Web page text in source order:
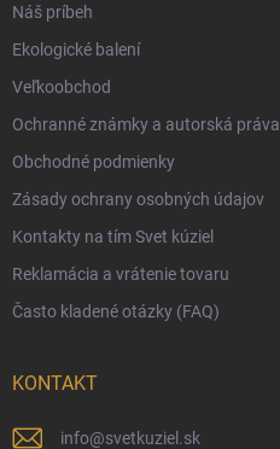
Moja objednávka
Reklamácia a vrátenie tovaru
Vernostný program
Veľkoobchod
Ekologické balenie objednávok
Obchodné podmienky
Zásady ochrany osobných údajov
Náš príbeh
Ekologické balení
Veľkoobchod
Ochranné známky a autorská práva
Obchodné podmienky
Zásady ochrany osobných údajov
Kontakty na tím Svet kúziel
Reklamácia a vrátenie tovaru
Často kladené otázky (FAQ)
KONTAKT
info@svetkuziel.sk